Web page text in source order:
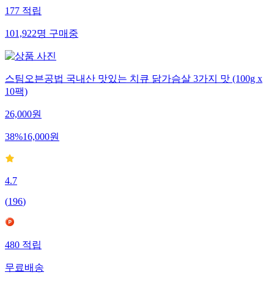
177 적립
101,922명 구매중
스팀오븐공법 국내산 맛있는 치큐 닭가슴살 3가지 맛 (100g x
10팩)
26,000원
38%16,000원
4.7
(196)
480 적립
무료배송